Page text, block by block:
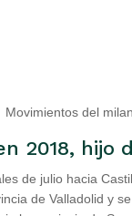
Movimientos del
2018, hijo
de julio hacia
de Valladolid y